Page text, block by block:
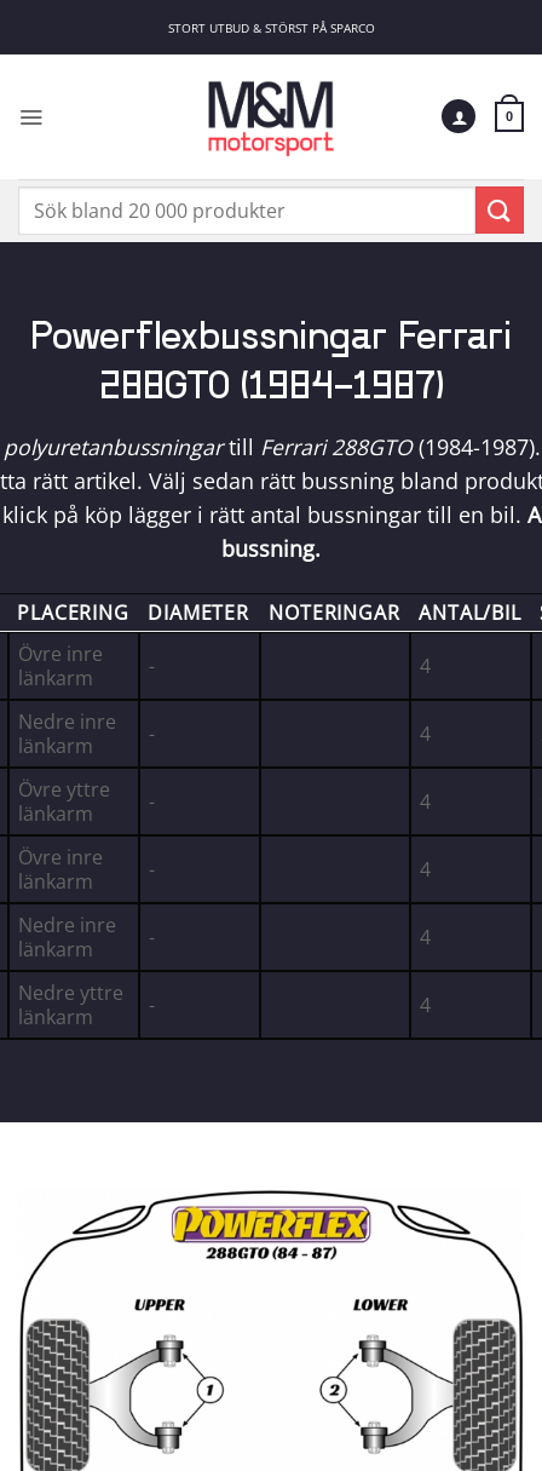
STORT UTBUD & STÖRST PÅ SPARCO
0
Sök
Powerflexbussningar Ferrari
288GTO (1984-1987)
polyuretanbussningartill Ferrari 288GTO(1984-
rätt artikel. Välj sedan rätt bussning bland
på köp lägger i rätt antal bussningar till en bil.
bussning.
PLACERING DIAMETER NOTERINGAR ANTAL/BIL
Övre inre
länkarm
- 4
Nedre inre
länkarm
- 4
Övre yttre
länkarm
- 4
Övre inre
länkarm
- 4
Nedre inre
länkarm
- 4
Nedre yttre
länkarm
- 4